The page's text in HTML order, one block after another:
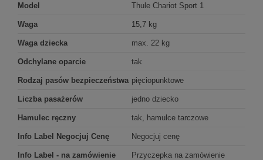
Model Thule Chariot Sport 1
Waga 15,7 kg
Waga dziecka max. 22 kg
Odchylane oparcie tak
Rodzaj pasów bezpieczeństwa pięciopunktowe
Liczba pasażerów jedno dziecko
Hamulec ręczny tak, hamulce tarczowe
Info Label Negocjuj Cenę Negocjuj cenę
Info Label - na zamówienie Przyczepka na zamówienie